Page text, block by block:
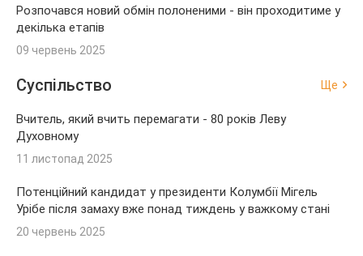
Розпочався новий обмін полоненими - він проходитиме у
декілька етапів
09 червень 2025
Суспільство Ще
Вчитель, який вчить перемагати - 80 років Леву
Духовному
11 листопад 2025
Потенційний кандидат у президенти Колумбії Мігель
Урібе після замаху вже понад тиждень у важкому стані
20 червень 2025